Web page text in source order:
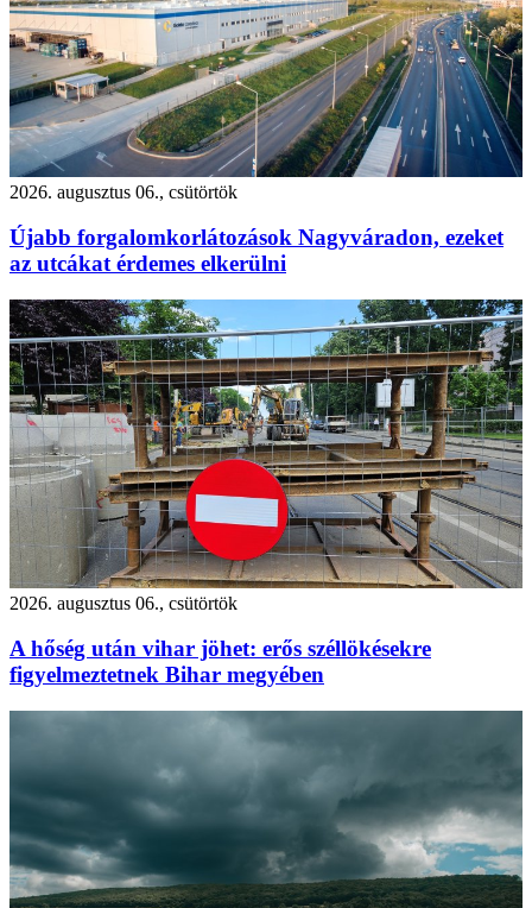
2026. augusztus 06., csütörtök
Újabb forgalomkorlátozások Nagyváradon, ezeket
az utcákat érdemes elkerülni
2026. augusztus 06., csütörtök
A hőség után vihar jöhet: erős széllökésekre
figyelmeztetnek Bihar megyében